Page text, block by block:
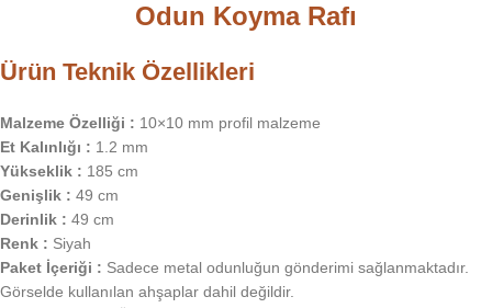
Odun Koyma Rafı
Ürün Teknik Özellikleri
Malzeme Özelliği : 10×10 mm profil malzeme
Et Kalınlığı : 1.2 mm
Yükseklik : 185 cm
Genişlik : 49 cm
Derinlik : 49 cm
Renk : Siyah
Paket İçeriği : Sadece metal odunluğun gönderimi sağlanmaktadır.
Görselde kullanılan ahşaplar dahil değildir.